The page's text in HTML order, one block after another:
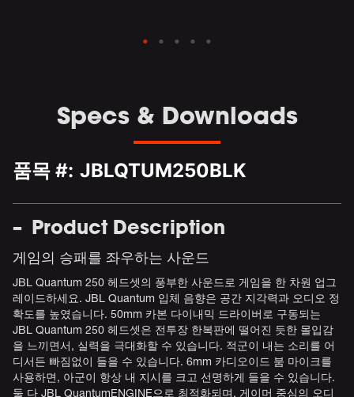
Specs & Downloads
품목 #: JBLQTUM250BLK
Product Description
게임의 승패를 좌우하는 사운드
JBL Quantum 250 헤드셋의 풍부한 사운드로 게임을 한 차원 업그
레이드하세요. JBL Quantum 입체 음향은 공간 지각력과 오디오 정
확도를 높였습니다. 50mm 카본 다이내믹 드라이버로 구동되는
JBL Quantum 250 헤드셋은 전투장 한복판에 떨어진 듯한 몰입감
을 느끼면서, 실력을 극대화할 수 있습니다. 적군이 내는 소리를 어
디서든 빠짐없이 들을 수 있습니다. 6mm 카디오이드 붐 마이크를
사용하면, 아군이 항상 내 지시를 크고 선명하게 들을 수 있습니다.
둘 다 JBL QuantumENGINE으로 최적화되며, 게이머 중심의 오디